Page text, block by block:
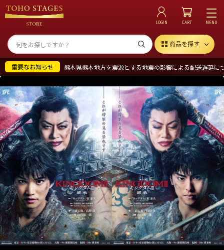
LOGIN CART MENU
商品を探す
熊本県熊本地方を震源とする地震の影響による配送遅延に